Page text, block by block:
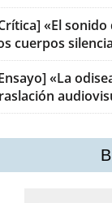
«El
cuerpos
«La